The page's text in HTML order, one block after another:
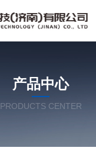
产品中心
PRODUCTS CENTER